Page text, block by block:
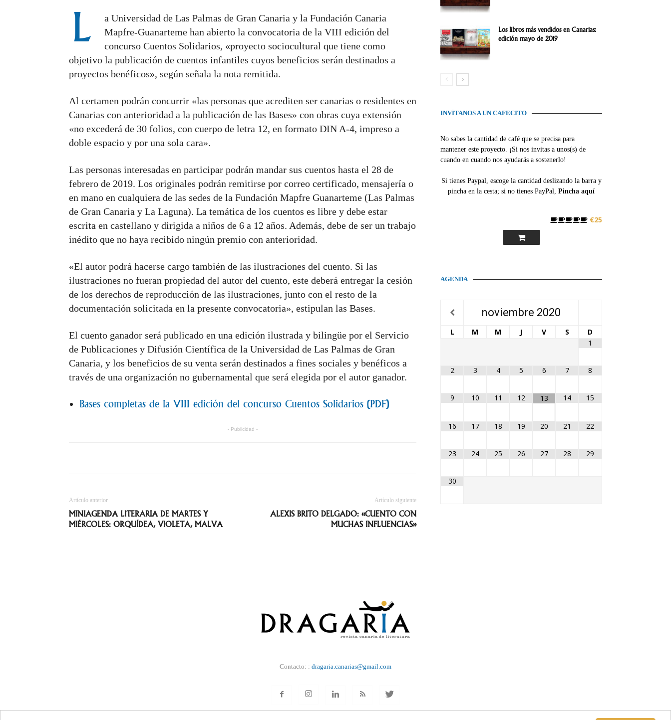
L
a Universidad de Las Palmas de Gran Canaria y la Fundación Canaria
Mapfre-Guanarteme han abierto la convocatoria de la VIII edición del
concurso Cuentos Solidarios, «proyecto sociocultural que tiene como
objetivo la publicación de cuentos infantiles cuyos beneficios serán destinados a
proyectos benéficos», según señala la nota remitida.
Al certamen podrán concurrir «las personas que acrediten ser canarias o residentes en
Canarias con anterioridad a la publicación de las Bases» con obras cuya extensión
«no excederá de 30 folios, con cuerpo de letra 12, en formato DIN A-4, impreso a
doble espacio y por una sola cara».
Las personas interesadas en participar podrán mandar sus cuentos hasta el 28 de
febrero de 2019. Los originales podrán remitirse por correo certificado, mensajería o
en mano en cualquiera de las sedes de la Fundación Mapfre Guanarteme (Las Palmas
de Gran Canaria y La Laguna). La temática de los cuentos es libre y debe estar
escrita en castellano y dirigida a niños de 6 a 12 años. Además, debe de ser un trabajo
inédito que no haya recibido ningún premio con anterioridad.
«El autor podrá hacerse cargo también de las ilustraciones del cuento. Si las
ilustraciones no fueran propiedad del autor del cuento, este deberá entregar la cesión
de los derechos de reproducción de las ilustraciones, junto con el resto de la
documentación solicitada en la presente convocatoria», estipulan las Bases.
El cuento ganador será publicado en una edición ilustrada y bilingüe por el Servicio
de Publicaciones y Difusión Científica de la Universidad de Las Palmas de Gran
Canaria, y los beneficios de su venta serán destinados a fines sociales y benéficos a
través de una organización no gubernamental que será elegida por el autor ganador.
Bases completas de la VIII edición del concurso Cuentos Solidarios (PDF)
- Publicidad -
Artículo anterior
MINIAGENDA LITERARIA DE MARTES Y
MIÉRCOLES: ORQUÍDEA, VIOLETA, MALVA
Artículo siguiente
ALEXIS BRITO DELGADO: «CUENTO CON
MUCHAS INFLUENCIAS»
Los libros más vendidos en Canarias:
edición mayo de 2019
INVÍTANOS A UN CAFECITO
No sabes la cantidad de café que se precisa para
mantener este proyecto. ¡Si nos invitas a unos(s) de
cuando en cuando nos ayudarás a sostenerlo!
Si tienes Paypal, escoge la cantidad deslizando la barra y
pincha en la cesta; si no tienes PayPal, Pincha aquí
€25
AGENDA
noviembre 2020
L M M J V S
D
1
2 3 4 5 6 7 8
9 10 11 12 13 14 15
16 17 18 19 20 21 22
23 24 25 26 27 28 29
30
Contacto: : dragaria.canarias@gmail.com